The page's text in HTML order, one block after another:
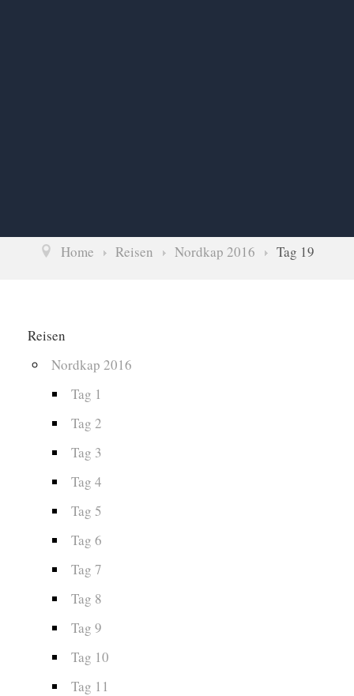
Home Reisen Nordkap 2016 Tag 19
Reisen
Nordkap 2016
Tag 1
Tag 2
Tag 3
Tag 4
Tag 5
Tag 6
Tag 7
Tag 8
Tag 9
Tag 10
Tag 11